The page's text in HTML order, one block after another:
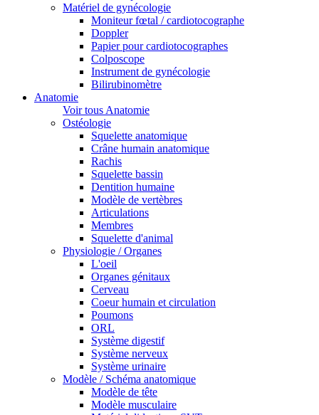
Matériel de gynécologie
Moniteur fœtal / cardiotocographe
Doppler
Papier pour cardiotocographes
Colposcope
Instrument de gynécologie
Bilirubinomètre
Anatomie
Voir tous Anatomie
Ostéologie
Squelette anatomique
Crâne humain anatomique
Rachis
Squelette bassin
Dentition humaine
Modèle de vertèbres
Articulations
Membres
Squelette d'animal
Physiologie / Organes
L'oeil
Organes génitaux
Cerveau
Coeur humain et circulation
Poumons
ORL
Système digestif
Système nerveux
Système urinaire
Modèle / Schéma anatomique
Modèle de tête
Modèle musculaire